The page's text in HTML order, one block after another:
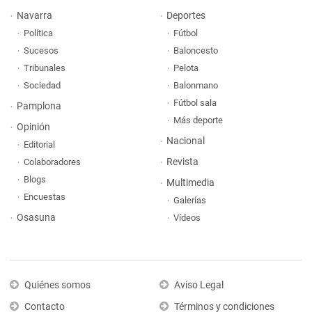
Navarra
Política
Sucesos
Tribunales
Sociedad
Pamplona
Opinión
Editorial
Colaboradores
Blogs
Encuestas
Osasuna
Deportes
Fútbol
Baloncesto
Pelota
Balonmano
Fútbol sala
Más deporte
Nacional
Revista
Multimedia
Galerías
Vídeos
Quiénes somos
Contacto
Aviso Legal
Términos y condiciones